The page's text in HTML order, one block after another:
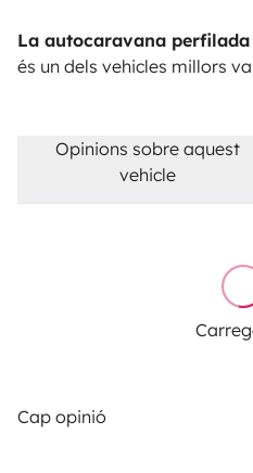
La autocaravana perfilada
és un dels vehicles millors
Opinions sobre aquest
vehicle
Cap opinió